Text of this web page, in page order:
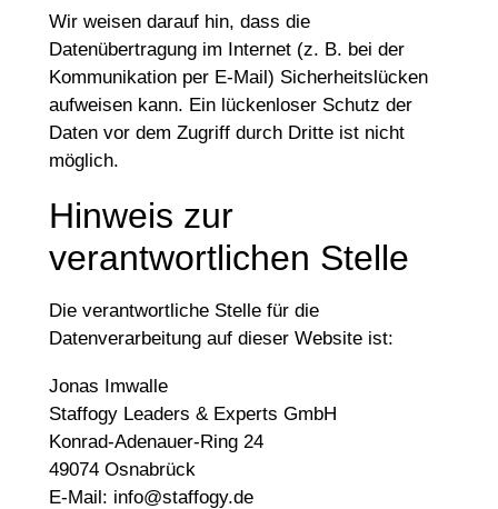
Wir weisen darauf hin, dass die
Datenübertragung im Internet (z. B. bei der
Kommunikation per E-Mail) Sicherheitslücken
aufweisen kann. Ein lückenloser Schutz der
Daten vor dem Zugriff durch Dritte ist nicht
möglich.
Hinweis zur
verantwortlichen Stelle
Die verantwortliche Stelle für die
Datenverarbeitung auf dieser Website ist:
Jonas Imwalle
Staffogy Leaders & Experts GmbH
Konrad-Adenauer-Ring 24
49074 Osnabrück
E-Mail: info@staffogy.de